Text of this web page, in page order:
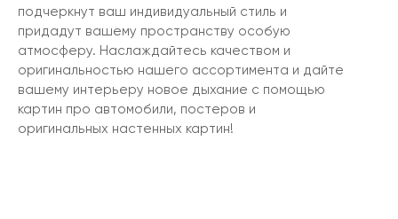
подчеркнут ваш индивидуальный стиль и
придадут вашему пространству особую
атмосферу. Наслаждайтесь качеством и
оригинальностью нашего ассортимента и дайте
вашему интерьеру новое дыхание с помощью
картин про автомобили, постеров и
оригинальных настенных картин!